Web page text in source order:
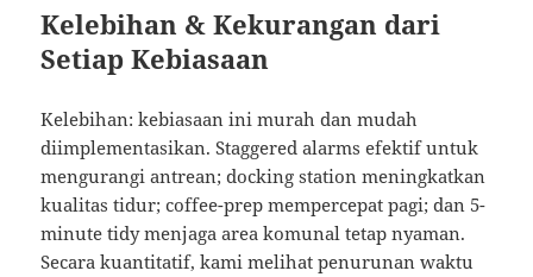
Kelebihan & Kekurangan dari
Setiap Kebiasaan
Kelebihan: kebiasaan ini murah dan mudah
diimplementasikan. Staggered alarms efektif untuk
mengurangi antrean; docking station meningkatkan
kualitas tidur; coffee-prep mempercepat pagi; dan 5-
minute tidy menjaga area komunal tetap nyaman.
Secara kuantitatif, kami melihat penurunan waktu